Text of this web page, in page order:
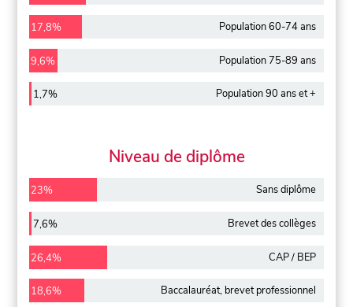
17,8% Population 60-74 ans
9,6% Population 75-89 ans
1,7% Population 90 ans et +
Niveau de diplôme
23% Sans diplôme
7,6% Brevet des collèges
26,4% CAP / BEP
18,6% Baccalauréat, brevet professionnel